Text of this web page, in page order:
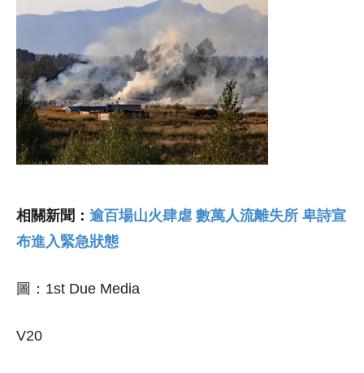
相關新聞： 逾百場山火肆虐 數萬人流離失所 卑詩宣
布進入緊急狀態
圖：1st Due Media
V20